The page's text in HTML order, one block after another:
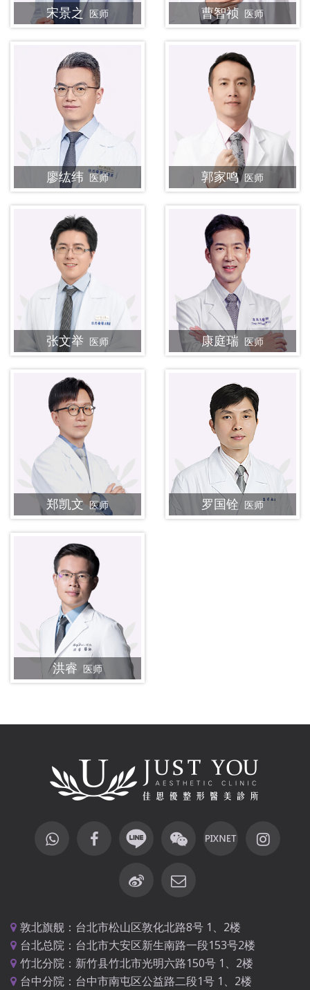
宋景之 医师 曹智祯 医师
廖纮纬 医师 郭家鸣 医师
张文举 医师 康庭瑞 医师
郑凯文 医师 罗国铨 医师
洪睿 医师
敦北旗舰：台北市松山区敦化北路8号 1、2楼
台北总院：台北市大安区新生南路一段153号2楼
竹北分院：新竹县竹北市光明六路150号 1、2楼
台中分院：台中市南屯区公益路二段1号 1、2楼